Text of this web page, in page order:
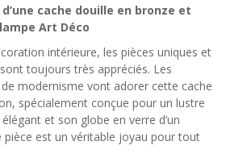
cache douille en bronze et
Art Déco
intérieure, les pièces uniques et
toujours très appréciés. Les
modernisme vont adorer cette cache
spécialement conçue pour un lustre
et son globe en verre d’un
est un véritable joyau pour tout